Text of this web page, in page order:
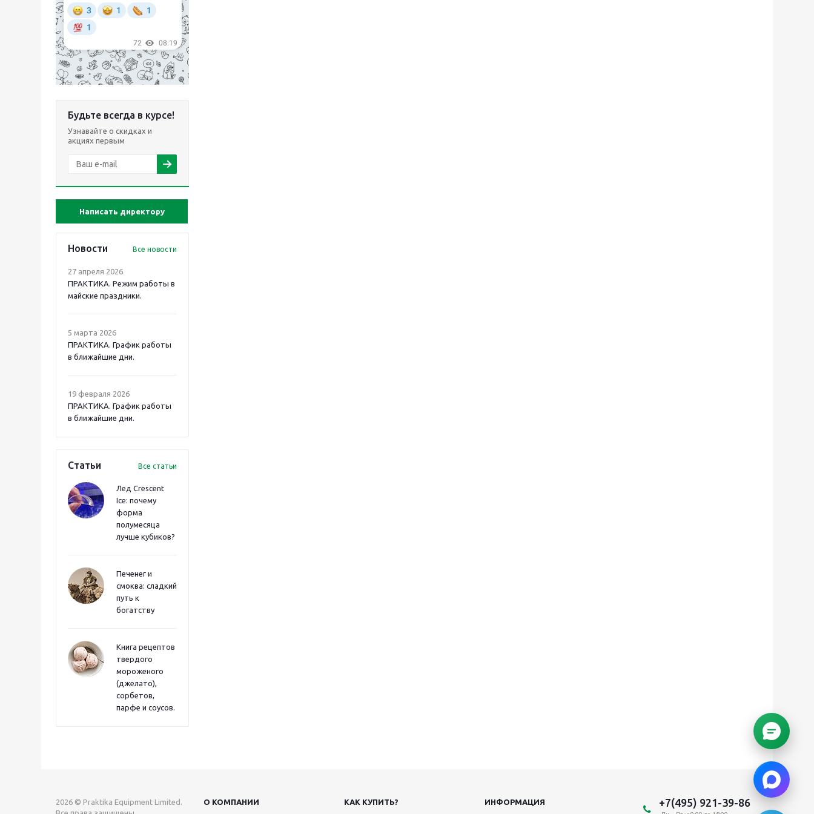
Будьте всегда в курсе!
Узнавайте о скидках и
акциях первым
Написать директору
Новости Все новости
27 апреля 2026
ПРАКТИКА. Режим работы в
майские праздники.
5 марта 2026
ПРАКТИКА. График работы
в ближайшие дни.
19 февраля 2026
ПРАКТИКА. График работы
в ближайшие дни.
Статьи Все статьи
Лед Crescent
Ice: почему
форма
полумесяца
лучше кубиков?
Печенег и
смоква: сладкий
путь к
богатству
Книга рецептов
твердого
мороженого
(джелато),
сорбетов,
парфе и соусов.
2026 © Praktika Equipment Limited.
О КОМПАНИИ КАК КУПИТЬ?
ИНФОРМАЦИЯ
+7(495) 921-39-86